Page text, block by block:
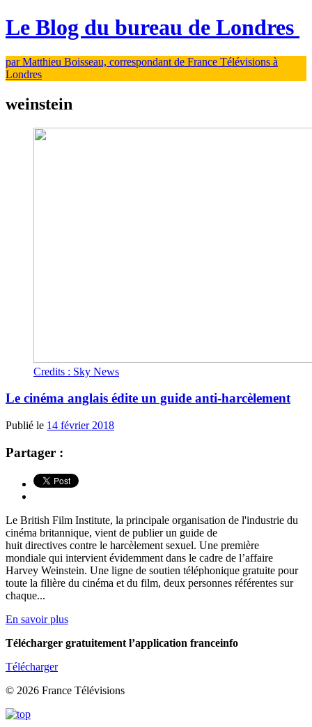
Le Blog du bureau de Londres
par Matthieu Boisseau, correspondant de France Télévisions à
Londres
weinstein
Credits : Sky News
Le cinéma anglais édite un guide anti-harcèlement
Publié le 14 février 2018
Partager :
Le British Film Institute, la principale organisation de l'industrie du
cinéma britannique, vient de publier un guide de
huit directives contre le harcèlement sexuel. Une première
mondiale qui intervient évidemment dans le cadre de l’affaire
Harvey Weinstein. Une ligne de soutien téléphonique gratuite pour
toute la filière du cinéma et du film, deux personnes référentes sur
chaque...
En savoir plus
Télécharger gratuitement l’application franceinfo
Télécharger
© 2026 France Télévisions